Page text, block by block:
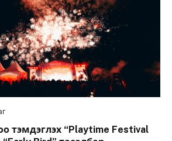
тэмдэглэх “Playtime Festival